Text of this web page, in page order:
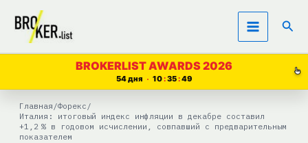
Перейти
содержимому
BROKERLIST AWARDS 2026
54 дня 10 35 48
Главная /Форекс /
Италия: итоговый индекс инфляции в декабре составил
+1,2 % в годовом исчислении, совпавший с предварительным
показателем